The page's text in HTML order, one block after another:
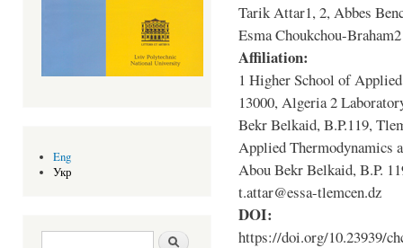
Eng
Укр
Search form Шукати
Tarik Attar1, 2, Abbes
Esma Choukchou-Braham2
Affiliation:
1 Higher School of
13000, Algeria 2
Bekr Belkaid, B.P.119,
Applied Thermodynamics
Abou Bekr Belkaid, B.P.
t.attar@essa-tlemcen.dz
DOI:
https://doi.org/10.23939/